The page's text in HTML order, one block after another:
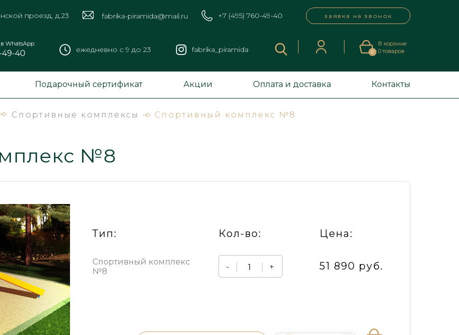
проезд, д.23 fabrika-piramida@mail.ru +7 (495) 760-49-40 заявка на звонок
WhatsApp:
49-40 ежедневно с 9 до 23 fabrika_piramida 0
В корзине
0товаров
Подарочный сертификат Акции Оплата и доставка Контакты
Спортивные комплексы Спортивный комплекс №8
№8
Тип: Кол-во: Цена:
Спортивный комплекс
№8
- + 51 890 руб.